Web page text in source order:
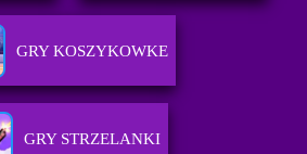
GRY KOSZYKOWKE
GRY STRZELANKI